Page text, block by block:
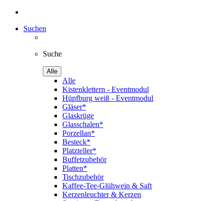
Suchen
Suche
Alle
Alle
Kistenklettern - Eventmodul
Hüpfburg weiß - Eventmodul
Gläser*
Glaskrüge
Glasschalen*
Porzellan*
Besteck*
Platzteller*
Buffetzubehör
Platten*
Tischzubehör
Kaffee-Tee-Glühwein & Saft
Kerzenleuchter & Kerzen